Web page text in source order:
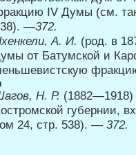
IV Думы (см.
—372.
А. И. (род. в
от Батумской и
Н. Р. (1882—1918)
губер­нии,
24, стр. 538). — 372.